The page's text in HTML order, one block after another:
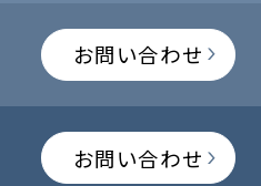
お問い合わせ
お問い合わせ